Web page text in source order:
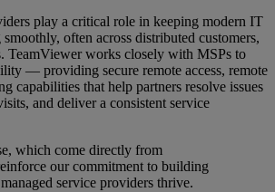
play a critical role in keeping modern IT
often across distributed customers,
TeamViewer works closely with MSPs to
— providing secure remote access, remote
capabilities that help partners resolve issues
and deliver a consistent service
which come directly from
our commitment to building
service providers thrive.